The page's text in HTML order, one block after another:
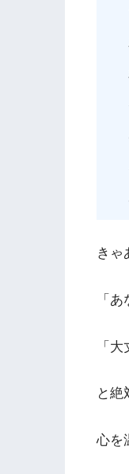
きゃ
「
「
と絶
心を